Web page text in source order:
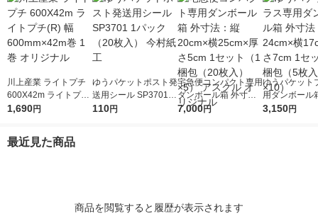
川上産業 ライトプチ
600X42m ライトプチ
(R) 幅600mm×42m巻
1,690円
ゆうパケットポスト発
送用シール SP3701 1
パック（20枚入） 今
110円
宅急便コンパクト専用
ダンボール箱 外寸
法：縦20cm×横25cm
7,000円
ゆうパケット
用ダンボール
法：縦24cm×
3,150円
最近見た商品
商品を閲覧すると履歴が表示されます